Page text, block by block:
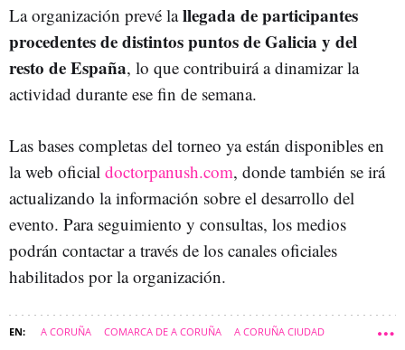
La organización prevé lallegada de participantes
procedentes de distintos puntos de Galicia y del
resto de España, lo que contribuirá a dinamizar la
actividad durante ese fin de semana.
Las bases completas del torneo ya están disponibles en
la web oficial doctorpanush.com, donde también se irá
actualizando la información sobre el desarrollo del
evento. Para seguimiento y consultas, los medios
podrán contactar a través de los canales oficiales
habilitados por la organización.
A CORUÑA COMARCA DE A CORUÑA A CORUÑA CIUDAD